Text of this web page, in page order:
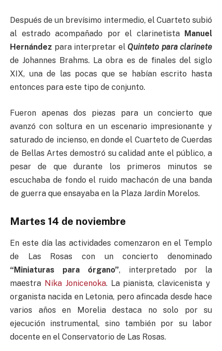
Después de un brevísimo intermedio, el Cuarteto subió
al estrado acompañado por el clarinetista
Manuel
Hernández para interpretar el Quinteto para clarinete
de Johannes Brahms. La obra es de finales del siglo
XIX, una de las pocas que se habían escrito hasta
entonces para este tipo de conjunto.
Fueron apenas dos piezas para un concierto que
avanzó con soltura en un escenario impresionante y
saturado de incienso, en donde el Cuarteto de Cuerdas
de Bellas Artes demostró su calidad ante el público, a
pesar de que durante los primeros minutos se
escuchaba de fondo el ruido machacón de una banda
de guerra que ensayaba en la Plaza Jardín Morelos.
Martes 14 de noviembre
En este día las actividades comenzaron en el Templo
de Las Rosas con un concierto denominado
“Miniaturas para órgano”, interpretado por la
maestra Nika Jonicenoka. La pianista, clavicenista y
organista nacida en Letonia, pero afincada desde hace
varios años en Morelia destaca no solo por su
ejecución instrumental, sino también por su labor
docente en el Conservatorio de Las Rosas.